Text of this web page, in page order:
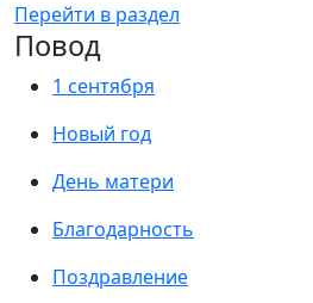
Перейти в раздел
Повод
1 сентября
Новый год
День матери
Благодарность
Поздравление